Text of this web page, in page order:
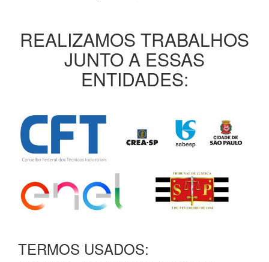
REALIZAMOS TRABALHOS
JUNTO A ESSAS
ENTIDADES:
TERMOS USADOS: